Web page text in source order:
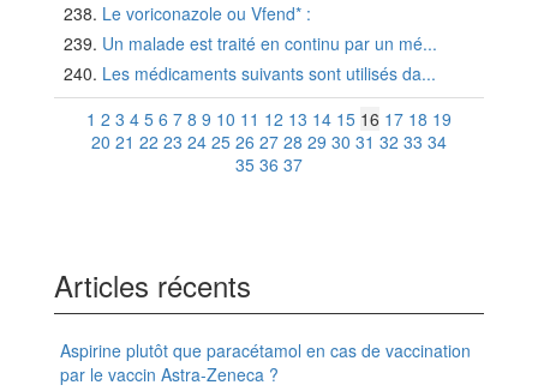
Le voriconazole ou Vfend* :
Un malade est traité en continu par un mé...
Les médicaments suivants sont utilisés da...
1 2 3 4 5 6 7 8 9 10 11 12 13 14 15 16 17 18 19
20 21 22 23 24 25 26 27 28 29 30 31 32 33 34
35 36 37
Articles récents
Aspirine plutôt que paracétamol en cas de vaccination
par le vaccin Astra-Zeneca ?